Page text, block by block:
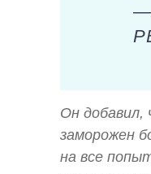
—
Он добавил,
заморожен
на все